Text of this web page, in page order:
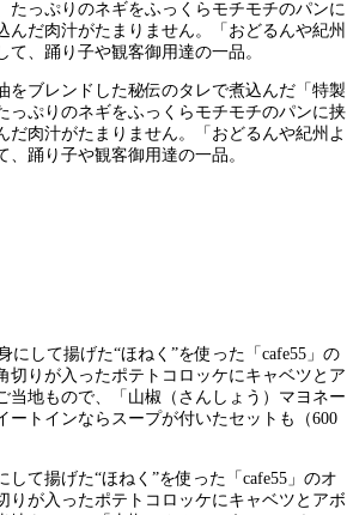
をブレンドした秘伝のタレで煮込んだ「特製
っぷりのネギをふっくらモチモチのパンに挟
肉汁がたまりません。「おどるんや紀州よ
踊り子や観客御用達の一品。
て揚げた“ほねく”を使った「cafe55」のオ
りが入ったポテトコロッケにキャベツとアボ